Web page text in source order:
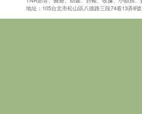
地址：105台北市松山區八德路三段74巷13弄8